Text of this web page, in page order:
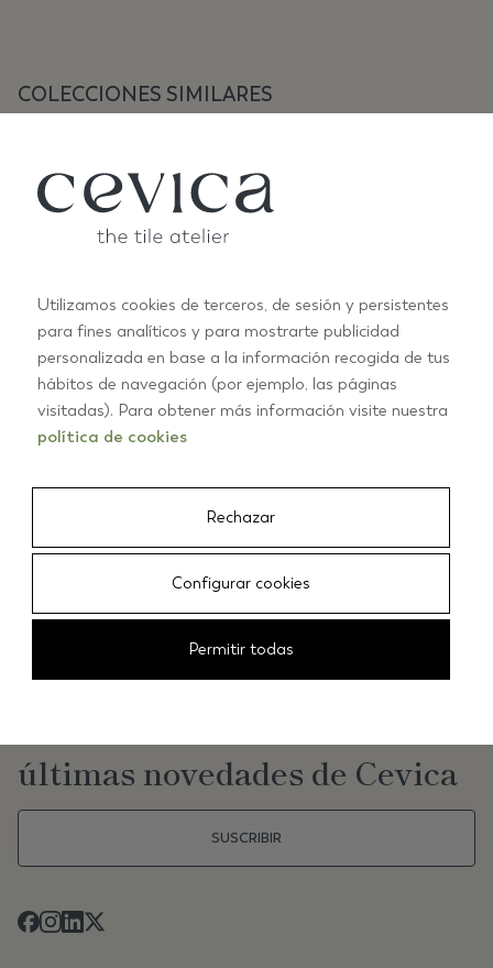
COLECCIONES SIMILARES
ANTIC PASTELS
+10
01/03
últimas novedades de Cevica
SUSCRIBIR
Utilizamos cookies de terceros, de sesión y persistentes
para fines analíticos y para mostrarte publicidad
personalizada en base a la información recogida de tus
hábitos de navegación (por ejemplo, las páginas
visitadas). Para obtener más información visite nuestra
política de cookies
Rechazar
Configurar cookies
Permitir todas